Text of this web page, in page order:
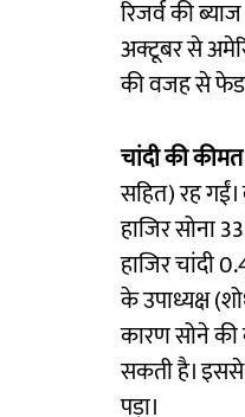
रिजर्व की
अक्टूबर से
की वजह से
चांदी की
सहित) रह गईं।
हाजिर सोना
हाजिर चांदी
के उपाध्यक्ष
कारण सोने की
सकती है। इससे
पड़ा।